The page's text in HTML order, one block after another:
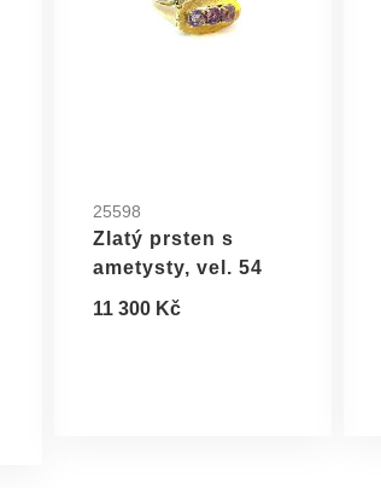
25598
Zlatý prsten s
ametysty, vel. 54
11 300 Kč